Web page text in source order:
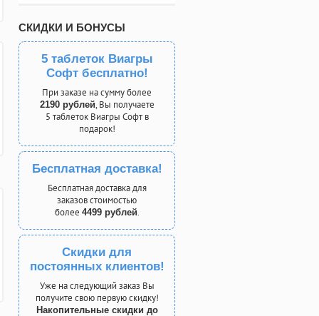
СКИДКИ И БОНУСЫ
5 таблеток Виагры
Софт бесплатно!
При заказе на сумму более
2190 рублей, Вы получаете
5 таблеток Виагры Софт в
подарок!
Бесплатная доставка!
Бесплатная доставка для
заказов стоимостью
более 4499 рублей.
Скидки для
постоянных клиентов!
Уже на следующий заказ Вы
получите свою первую скидку!
Накопительные скидки до